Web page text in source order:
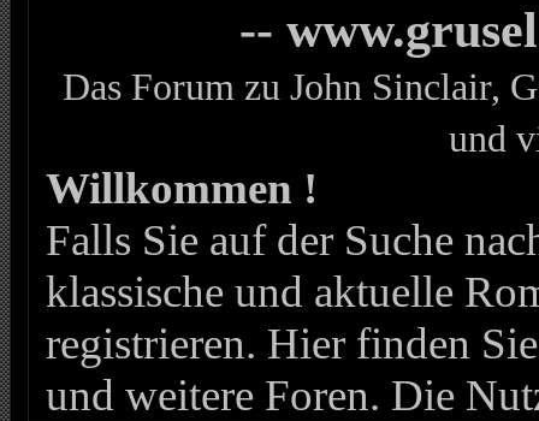
--
Das Forum zu John Sinclair,
und
Willkommen !
Falls Sie auf der Suche
klassische und aktuelle
registrieren. Hier finden
und weitere Foren. Die